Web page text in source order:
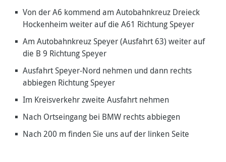
Von der A6 kommend am Autobahnkreuz Dreieck
Hockenheim weiter auf die A61 Richtung Speyer
Am Autobahnkreuz Speyer (Ausfahrt 63) weiter auf
die B 9 Richtung Speyer
Ausfahrt Speyer-Nord nehmen und dann rechts
abbiegen Richtung Speyer
Im Kreisverkehr zweite Ausfahrt nehmen
Nach Ortseingang bei BMW rechts abbiegen
Nach 200 m finden Sie uns auf der linken Seite